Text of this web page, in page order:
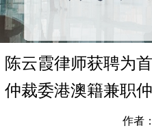
陈云霞律师获聘为
仲裁委港澳籍兼职
作者：